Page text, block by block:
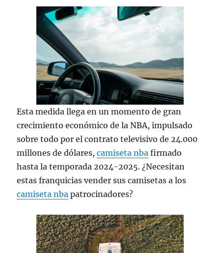
Esta medida llega en un momento de gran
crecimiento económico de la NBA, impulsado
sobre todo por el contrato televisivo de 24.000
millones de dólares,camiseta nba firmado
hasta la temporada 2024-2025. ¿Necesitan
estas franquicias vender sus camisetas a los
camiseta nba patrocinadores?